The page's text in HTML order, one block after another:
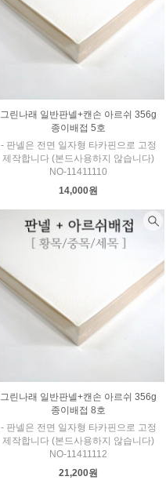
그린나래 일반판넬+캔손 아르쉬 356g
종이배접 5호
- 판넬은 전면 일자형 타카핀으로 고정
제작합니다 (본드사용하지 않습니다)
NO-11411110
14,000원
그린나래 일반판넬+캔손 아르쉬 356g
종이배접 8호
- 판넬은 전면 일자형 타카핀으로 고정
제작합니다 (본드사용하지 않습니다)
NO-11411112
21,200원